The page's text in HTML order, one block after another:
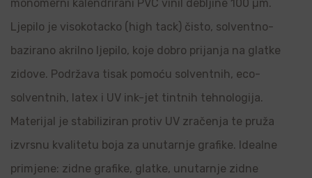
monomerni kalendrirani PVC vinil debljine 100 µm.
Ljepilo je visokotacko (high tack) čisto, solventno-
bazirano akrilno ljepilo, koje dobro prijanja na glatke
zidove. Podržava tisak pomoću solventnih, eco-
solventnih, latex i UV ink-jet tintnih tehnologija.
Materijal je stabiliziran protiv UV zračenja te pruža
izvrsnu kvalitetu boja za unutarnje grafike. Idealne
primjene: zidne grafike, glatke, unutarnje zidne